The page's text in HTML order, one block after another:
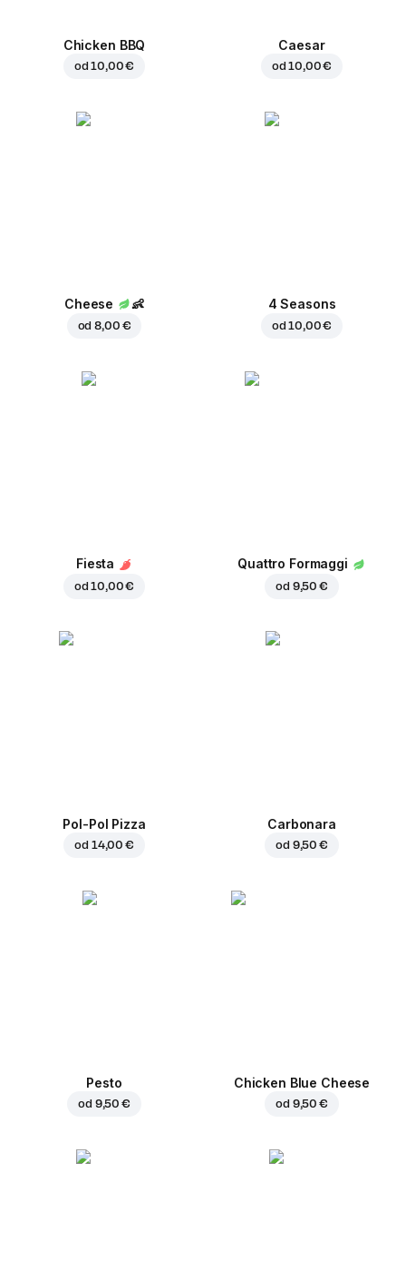
Chicken BBQ
od10,00 €
Caesar
od10,00 €
Cheese 👶
od8,00 €
4 Seasons
od10,00 €
Fiesta
od10,00 €
Quattro Formaggi
od 9,50 €
Pol-Pol Pizza
od 14,00 €
Carbonara
od 9,50 €
Pesto
od 9,50 €
Chicken Blue Cheese
od 9,50 €